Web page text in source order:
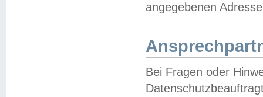
angegebenen
Bei Fragen oder